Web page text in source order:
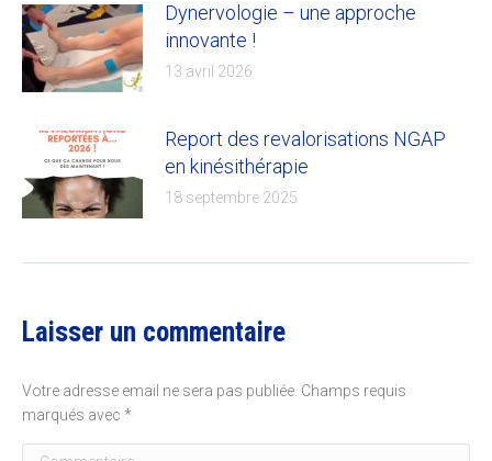
Dynervologie – une approche
innovante !
13 avril 2026
Report des revalorisations NGAP
en kinésithérapie
18 septembre 2025
Laisser un commentaire
Votre adresse email ne sera pas publiée. Champs requis
marqués avec *